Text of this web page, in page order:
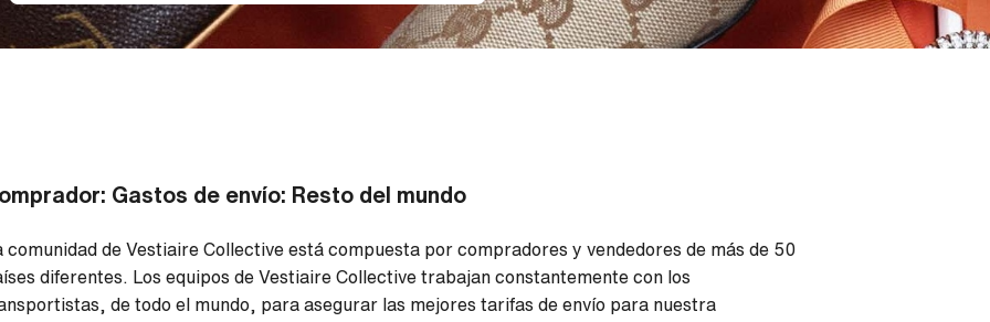
Gastos de envío: Resto del mundo
comunidad de Vestiaire Collective está compuesta por compradores y vendedores de más de 50
diferentes. Los equipos de Vestiaire Collective trabajan constantemente con los
de todo el mundo, para asegurar las mejores tarifas de envío para nuestra